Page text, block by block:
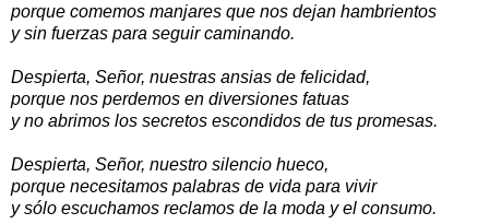
porque comemos manjares que nos dejan hambrientos
y sin fuerzas para seguir caminando.
Despierta, Señor, nuestras ansias de felicidad,
porque nos perdemos en diversiones fatuas
y no abrimos los secretos escondidos de tus promesas.
Despierta, Señor, nuestro silencio hueco,
porque necesitamos palabras de vida para vivir
y sólo escuchamos reclamos de la moda y el consumo.